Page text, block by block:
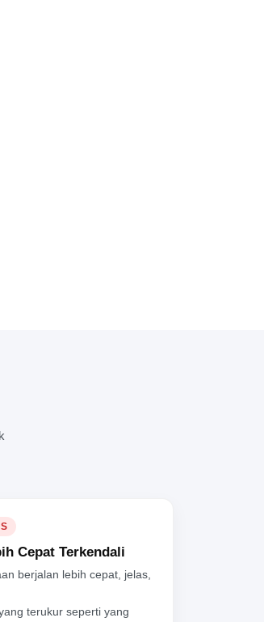
Cepat Terkendali
berjalan lebih cepat, jelas,
terukur seperti yang